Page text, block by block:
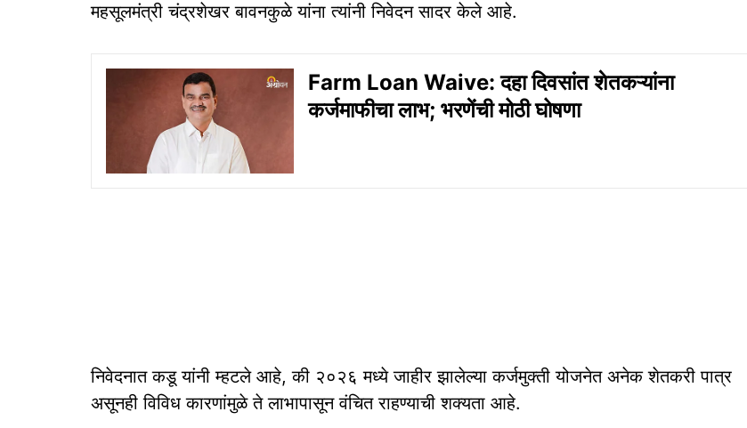
महसूलमंत्री चंद्रशेखर बावनकुळे यांना त्यांनी निवेदन सादर केले आहे.
Farm Loan Waive: दहा दिवसांत शेतकऱ्यांना
कर्जमाफीचा लाभ; भरणेंची मोठी घोषणा
निवेदनात कडू यांनी म्हटले आहे, की २०२६ मध्ये जाहीर झालेल्या कर्जमुक्ती योजनेत अनेक शेतकरी पात्र
असूनही विविध कारणांमुळे ते लाभापासून वंचित राहण्याची शक्यता आहे.